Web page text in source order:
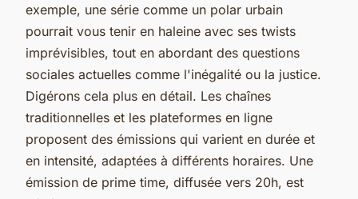
exemple, une série comme un polar urbain
pourrait vous tenir en haleine avec ses twists
imprévisibles, tout en abordant des questions
sociales actuelles comme l'inégalité ou la justice.
Digérons cela plus en détail. Les chaînes
traditionnelles et les plateformes en ligne
proposent des émissions qui varient en durée et
en intensité, adaptées à différents horaires. Une
émission de prime time, diffusée vers 20h, est